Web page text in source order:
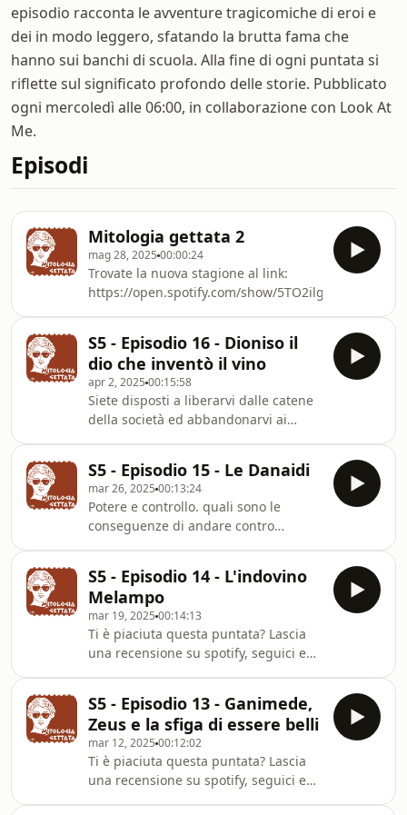
episodio racconta le avventure tragicomiche di eroi e
dei in modo leggero, sfatando la brutta fama che
hanno sui banchi di scuola. Alla fine di ogni puntata si
riflette sul significato profondo delle storie. Pubblicato
ogni mercoledì alle 06:00, in collaborazione con Look At
Me.
Episodi
Mitologia gettata 2
mag 28, 2025 00:00:24
Trovate la nuova stagione al link:
https://open.spotify.com/show/
S5 - Episodio 16 - Dioniso il
dio che inventò il vino
apr 2, 2025 00:15:58
Siete disposti a liberarvi dalle catene
della società ed abbandonarvi ai
aiutarvi in questa transizione! La
storia del Dio che inventò il vino, dio
dei piaceri e dei party sfrenati.Ti è
piaciuta questa puntata? Lascia una
recensione su spotify, seguici e scrivi
un commento alla puntataVuoi
collaborare con noi o proporci i tuoi
S5 - Episodio 15 - Le Danaidi
mar 26, 2025 00:13:24
Potere e controllo. quali sono le
conseguenze di andare contro
Danaidi.Ti è piaciuta questa puntata?
Lascia una recensione su spotify,
seguici e scrivi un commento alla
puntataVuoi collaborare con noi o
proporci i tuoi podcast ? scrivici una
mail a:
info@agenzialookatme.com⁠https://
di Manuela:
S5 - Episodio 14 - L'indovino
Melampo
mar 19, 2025 00:14:13
Ti è piaciuta questa puntata? Lascia
una recensione su spotify, seguici e
podcast o sponsorizzare Mitologia
Gettata? scrivici una mail a:
info@agenzialookatme.comhttps://
di Manuela:
https://www.instagram.com/manume9/Cerchi
il Gettabolario? eccolo:
S5 - Episodio 13 - Ganimede,
Zeus e la sfiga di essere belli
mar 12, 2025 00:12:02
Ti è piaciuta questa puntata? Lascia
una recensione su spotify, seguici e